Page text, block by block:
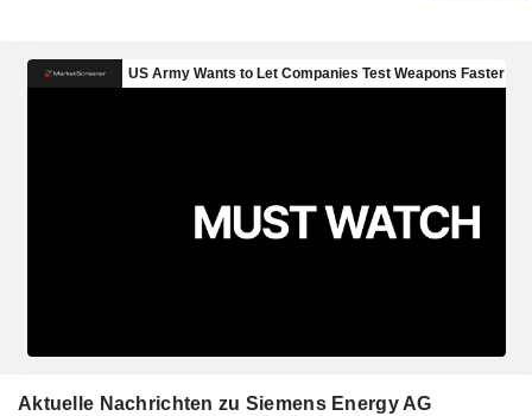
Aktuelle Nachrichten zu Siemens Energy AG